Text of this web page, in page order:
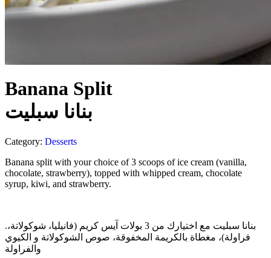
Banana Split
بنانا سبليت
Category: Desserts
Banana split with your choice of 3 scoops of ice cream (vanilla,
chocolate, strawberry), topped with whipped cream, chocolate
syrup, kiwi, and strawberry.
.بنانا سبليت مع اختيارك من 3 بولات آيس كريم (فانيليا، شوكولاتة،
فراولة)، مغطاة بالكريمة المخفوقة، صوص الشوكولاتة و الكيوي
والفراولة